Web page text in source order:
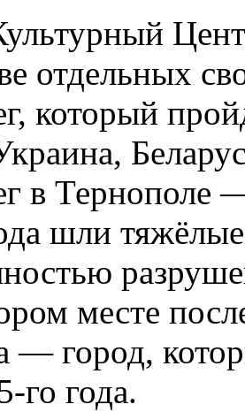
отдельных
который
в Тернополе
шли
месте
город,
го года.